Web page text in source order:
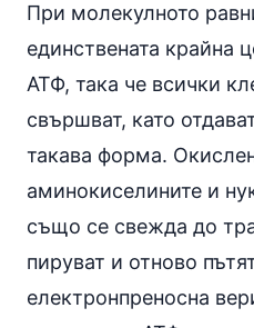
При молекулното
единствената крайна
АТФ, така че всички
свършват, като
такава форма.
аминокиселините и
също се свежда до
пируват и отново
електронпреносна